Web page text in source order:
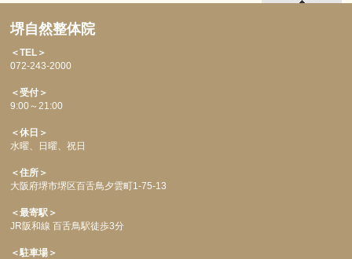
堺自然整体院
＜TEL＞
072-243-2000
＜受付＞
9:00～21:00
＜休日＞
水曜、日曜、祝日
＜住所＞
大阪府堺市堺区百舌鳥夕雲町1-75-13
＜最寄駅＞
JR阪和線 百舌鳥駅徒歩3分
＜駐車場＞